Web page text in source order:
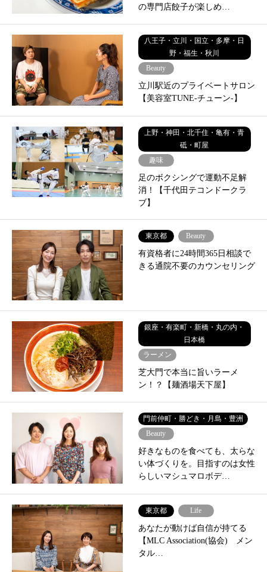
の専門店餃子が楽しめ…
八王子・立川・国立・多摩・日
野・福生・秋川
Beauty
立川駅近のプライベートサロン
【美容室TUNE-チューン-】
上野・神田・北千住・亀有・青
砥・町屋
趣味
足のボクシングで運動不足解
消！【千代田テコンドークラ
ブ】
東京都 Beauty
有資格者に24時間365日相談で
きる通院不要のカウンセリング
銀座・有楽町・新橋・丸の内・
日本橋
ラーメン
芝大門で本当に旨いラーメ
ン！？【麺酒場天下屋】
門前仲町・勝どき・月島・豊洲
Beauty
好きなものを食べても、太らな
い体づくりを。目指すのは女性
らしいマシュマロボデ…
東京都 Life
あなたが動けば自信が持てる
【MLC Association(協会) メン
タル…